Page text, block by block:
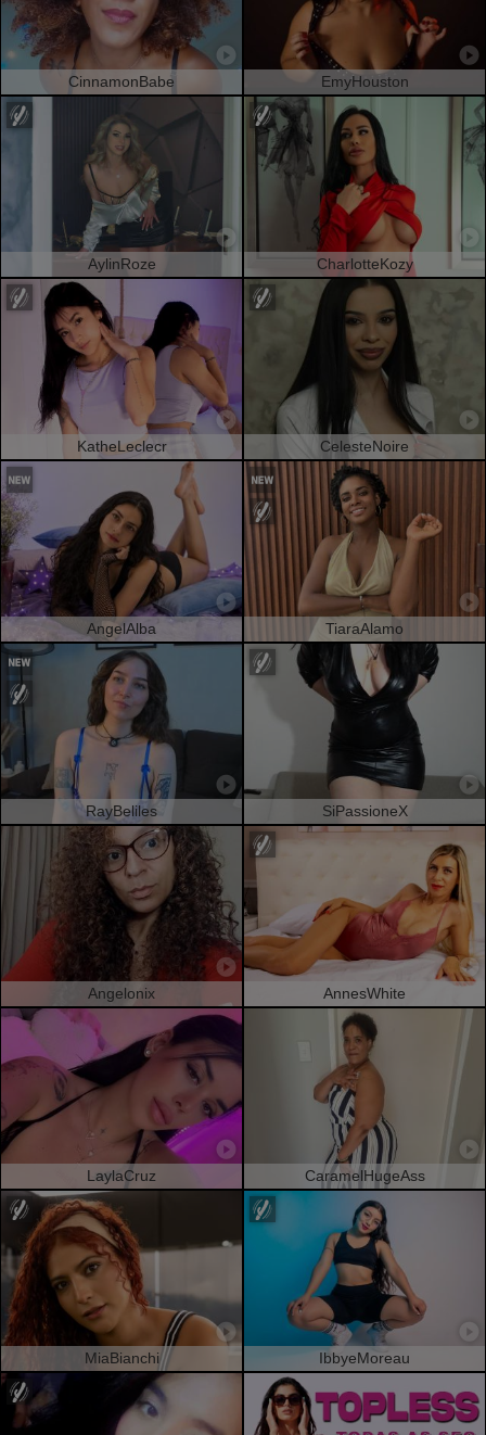
CinnamonBabe EmyHouston
AylinRoze CharlotteKozy
KatheLeclecr CelesteNoire
AngelAlba TiaraAlamo
RayBeliles SiPassioneX
Angelonix AnnesWhite
LaylaCruz CaramelHugeAss
MiaBianchi IbbyeMoreau